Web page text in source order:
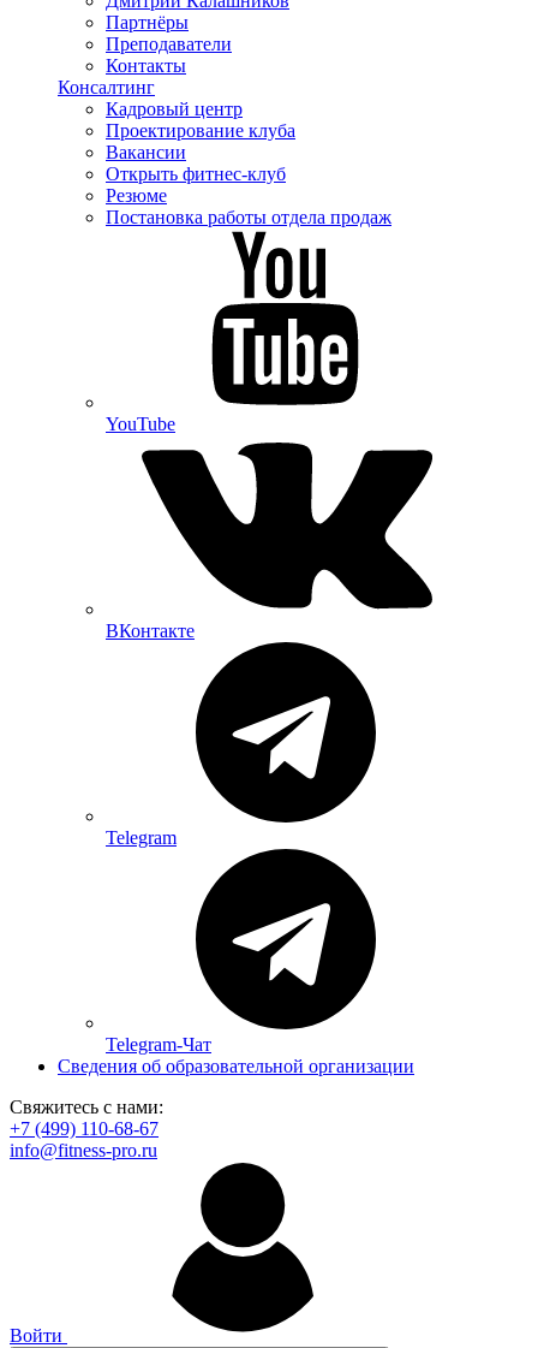
Партнёры
Преподаватели
Контакты
Консалтинг
Кадровый центр
Проектирование клуба
Вакансии
Открыть фитнес-клуб
Резюме
Постановка работы отдела продаж
YouTube
ВКонтакте
Telegram
Telegram-Чат
Сведения об образовательной организации
Свяжитесь с нами:
+7 (499) 110-68-67
info@fitness-pro.ru
Войти